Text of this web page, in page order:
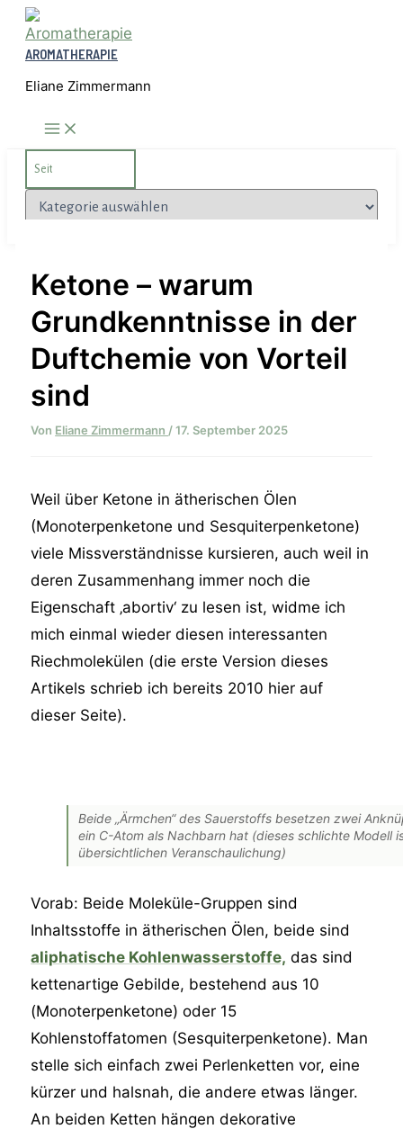
Zum
Inhalt
springen
AROMATHERAPIE
Eliane Zimmermann
for:
Kategorien
Ketone – warum
Grundkenntnisse in der
Duftchemie von Vorteil
sind
Von Eliane Zimmermann/17. September 2025
Weil über Ketone in ätherischen Ölen
(Monoterpenketone und Sesquiterpenketone)
viele Missverständnisse kursieren, auch weil in
deren Zusammenhang immer noch die
Eigenschaft ‚abortiv‘ zu lesen ist, widme ich
mich einmal wieder diesen interessanten
Riechmolekülen (die erste Version dieses
Artikels schrieb ich bereits 2010 hier auf
dieser Seite).
Beide „Ärmchen“ des Sauerstoffs besetzen zwei
ein C-Atom als Nachbarn hat (dieses schlichte
übersichtlichen Veranschaulichung)
Vorab: Beide Moleküle-Gruppen sind
Inhaltsstoffe in ätherischen Ölen, beide sind
aliphatische Kohlenwasserstoffe, das sind
kettenartige Gebilde, bestehend aus 10
(Monoterpenketone) oder 15
Kohlenstoffatomen (Sesquiterpenketone). Man
stelle sich einfach zwei Perlenketten vor, eine
kürzer und halsnah, die andere etwas länger.
An beiden Ketten hängen dekorative